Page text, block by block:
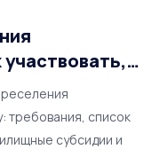
в 2026
требования, список
субсидии и